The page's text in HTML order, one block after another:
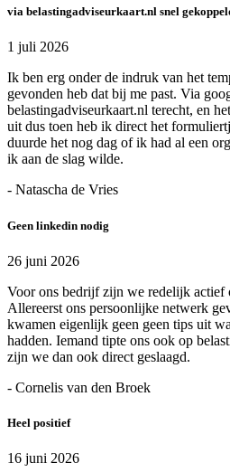
via belastingadviseurkaart.nl snel
1 juli 2026
Ik ben erg onder de indruk van het
gevonden heb dat bij me past. Via
belastingadviseurkaart.nl terecht, en
uit dus toen heb ik direct het
duurde het nog dag of ik had al een
ik aan de slag wilde.
- Natascha de Vries
Geen linkedin nodig
26 juni 2026
Voor ons bedrijf zijn we redelijk actief
Allereerst ons persoonlijke netwerk
kwamen eigenlijk geen geen tips uit
hadden. Iemand tipte ons ook op
zijn we dan ook direct geslaagd.
- Cornelis van den Broek
Heel positief
16 juni 2026